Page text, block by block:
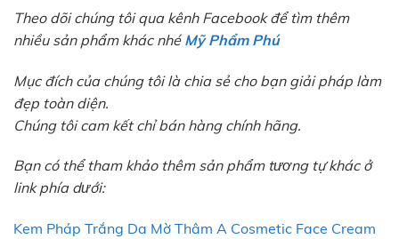
Theo dõi chúng tôi qua kênh Facebook để tìm thêm
nhiều sản phẩm khác nhé Mỹ Phẩm Phú
Mục đích của chúng tôi là chia sẻ cho bạn giải pháp làm
đẹp toàn diện.
Chúng tôi cam kết chỉ bán hàng chính hãng.
Bạn có thể tham khảo thêm sản phẩm tương tự khác ở
link phía dưới:
Kem Pháp Trắng Da Mờ Thâm A Cosmetic Face Cream